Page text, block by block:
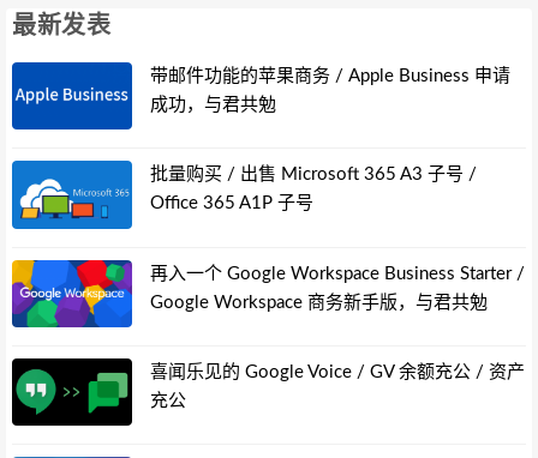
最新发表
带邮件功能的苹果商务 / Apple Business 申请
成功，与君共勉
批量购买 / 出售 Microsoft 365 A3 子号 /
Office 365 A1P 子号
再入一个 Google Workspace Business Starter /
Google Workspace 商务新手版，与君共勉
喜闻乐见的 Google Voice / GV 余额充公 / 资产
充公